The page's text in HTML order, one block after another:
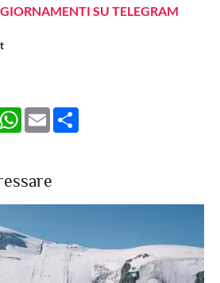
SU TELEGRAM
WhatsApp
Email